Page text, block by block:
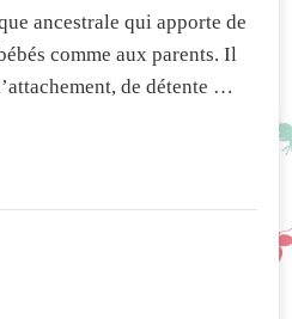
ancestrale qui apporte de
comme aux parents. Il
de détente …